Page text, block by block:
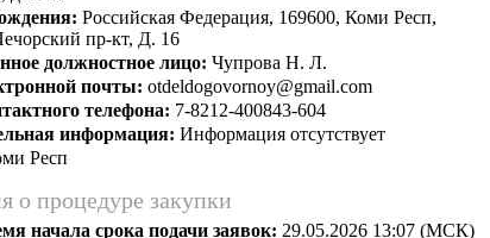
Российская Федерация, 169600, Коми Респ,
пр-кт, Д. 16
должностное лицо: Чупрова Н. Л.
почты: otdeldogovornoy@gmail.com
телефона: 7-8212-400843-604
информация: Информация отсутствует
Респ
о процедуре закупки
начала срока подачи заявок: 29.05.2026 13:07 (МСК)